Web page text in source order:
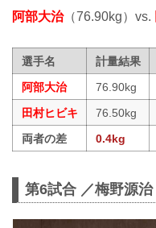
阿部大治（76.90kg）vs.
選手名 計量結果
阿部大治
76.90kg
田村ヒビキ
76.50kg
両者の差
0.4kg
第6試合 ／梅野源